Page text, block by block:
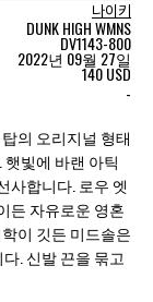
나이키
DUNK HIGH WMNS
DV1143-800
2022년 09월 27일
140 USD
-
의 오리지널 형태
빛에 바랜 아틱
사합니다. 로우 엣
든 자유로운 영혼
이 깃든 미드솔은
. 신발 끈을 묶고